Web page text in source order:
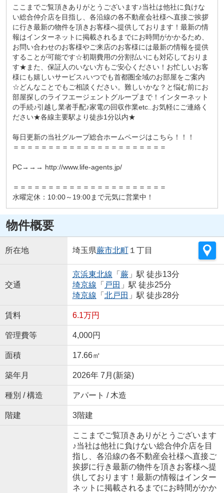
ここまでご覧頂きありがとうございます♪当社は他社に負けな
い総合仲介店を目指し、各沿線の各不動産会社様へ直接ご挨拶
に行き最新の物件を頂きお客様へ提供しております！最新の情
報はインターネットに掲載されるまでにお時間がかかるため、
お問い合わせのお客様やご来店のお客様には最新の情報を提供
することが可能です☆初期費用の分割払いにも対応しておりま
す★また、保証人のいない方もご安心ください！お忙しいお客
様にも嬉しいサービス♪いつでも首都圏全域のお部屋をご案内
☆どんなことでもご相談ください。難しいかな？と悩む前にお
部屋探しのライフエージェントグループまで！インターネット
の手続♪引越し業者手配♪家電の回収作業etc..お気軽にご連絡く
ださい★各線主要駅より徒歩1分以内★
毎日更新の当社グループ総合ホームページはこちら！！！
＝＝＝＝＝＝＝＝＝＝＝＝＝＝＝＝＝＝＝＝＝＝
PC→→→ http://www.life-agents.jp/
＝＝＝＝＝＝＝＝＝＝＝＝＝＝＝＝＝＝＝＝＝＝
水曜定休：10:00～19:00まで元気に営業中！
物件概要
所在地 埼玉県蕨市北町１丁目
交通
京浜東北線 「 蕨」駅 徒歩13分
埼京線 「 戸田 」駅 徒歩25分
埼京線 「 北戸田 」駅 徒歩28分
賃料 6.1万円
管理費等 4,000円
面積 17.66㎡
築年月 2026年 7月(新築)
種別 / 構造 アパート / 木造
階建 3階建
ここまでご覧頂きありがとうございます
♪当社は他社に負けない総合仲介店を目
指し、各沿線の各不動産会社様へ直接ご
挨拶に行き最新の物件を頂きお客様へ提
供しております！最新の情報はインター
ネットに掲載されるまでにお時間がかか